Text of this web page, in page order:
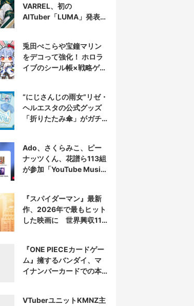
VARREL、初の
AITuber「LUMA」発表
兎田ぺこらや宝鐘マリン
をデコって強化！ ホロラ
イブのシール帳×戦略ゲー
“にじさんじの雨女”リゼ・
ヘルエスタの公式グッズ
「折りたたみ傘」がガチ
Ado、さくらみこ、ピー
ナッツくん、花譜ら113組
が参加「YouTube Music
『スパイダーマン』最新
作、2026年で最もヒット
した映画に 世界興収11
『ONE PIECEカードゲー
ム』擁するバンダイ、マ
イナンバーカードでの本
VTuberユニットKMNZ主